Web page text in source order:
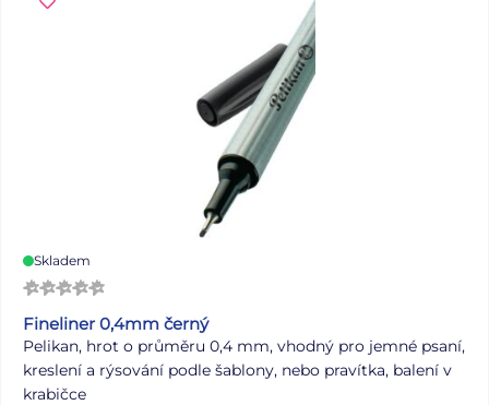
Skladem
Fineliner 0,4mm černý
Pelikan, hrot o průměru 0,4 mm, vhodný pro jemné psaní,
kreslení a rýsování podle šablony, nebo pravítka, balení v
krabičce